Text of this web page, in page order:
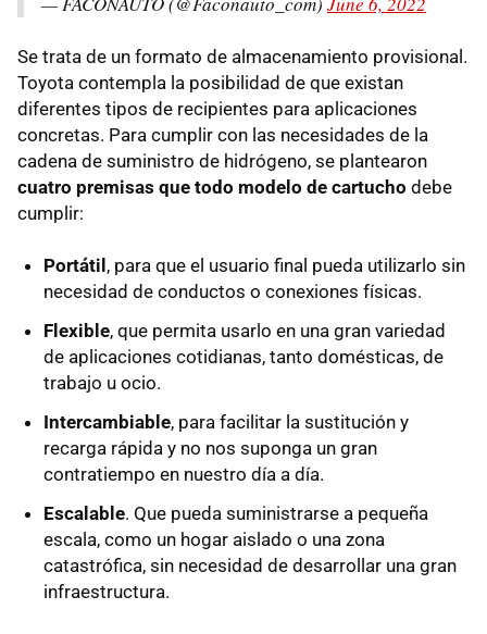
Se trata de un formato de almacenamiento provisional.
Toyota contempla la posibilidad de que existan
diferentes tipos de recipientes para aplicaciones
concretas. Para cumplir con las necesidades de la
cadena de suministro de hidrógeno, se plantearon
cuatro premisas que todo modelo de cartucho debe
cumplir:
Portátil, para que el usuario final pueda utilizarlo sin
necesidad de conductos o conexiones físicas.
Flexible, que permita usarlo en una gran variedad
de aplicaciones cotidianas, tanto domésticas, de
trabajo u ocio.
Intercambiable, para facilitar la sustitución y
recarga rápida y no nos suponga un gran
contratiempo en nuestro día a día.
Escalable. Que pueda suministrarse a pequeña
escala, como un hogar aislado o una zona
catastrófica, sin necesidad de desarrollar una gran
infraestructura.